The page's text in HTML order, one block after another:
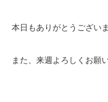
本日もありがとうございま
また、来週よろしくお願